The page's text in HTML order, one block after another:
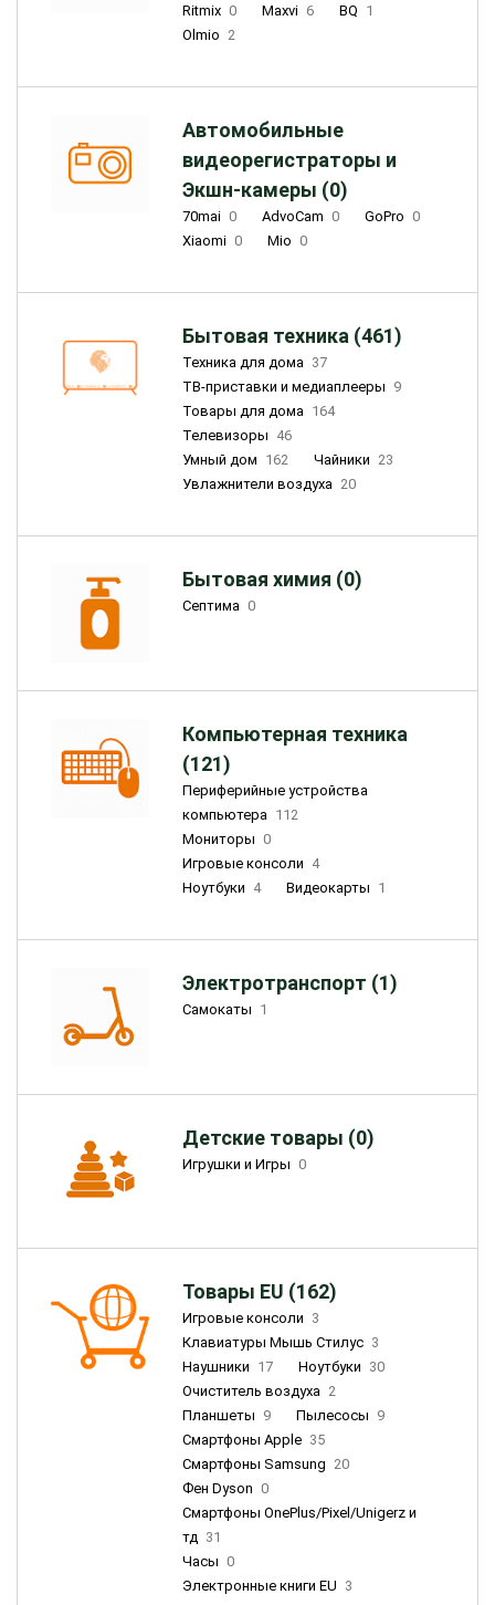
Ritmix 0 Maxvi 6 BQ 1
Olmio 2
Автомобильные
видеорегистраторы и
Экшн-камеры (0)
70mai 0 AdvoCam 0 GoPro 0
Xiaomi 0 Mio 0
Бытовая техника (461)
Техника для дома 37
ТВ-приставки и медиаплееры 9
Товары для дома 164
Телевизоры 46
Умный дом 162 Чайники 23
Увлажнители воздуха 20
Бытовая химия (0)
Септима 0
Компьютерная техника
(121)
Периферийные устройства
компьютера 112
Мониторы 0
Игровые консоли 4
Ноутбуки 4 Видеокарты 1
Электротранспорт (1)
Самокаты 1
Детские товары (0)
Игрушки и Игры 0
Товары EU (162)
Игровые консоли 3
Клавиатуры Мышь Стилус 3
Наушники 17 Ноутбуки 30
Очиститель воздуха 2
Планшеты 9 Пылесосы 9
Смартфоны Apple 35
Смартфоны Samsung 20
Фен Dyson 0
Смартфоны OnePlus/Pixel/Unigerz и
тд 31
Часы 0
Электронные книги EU 3